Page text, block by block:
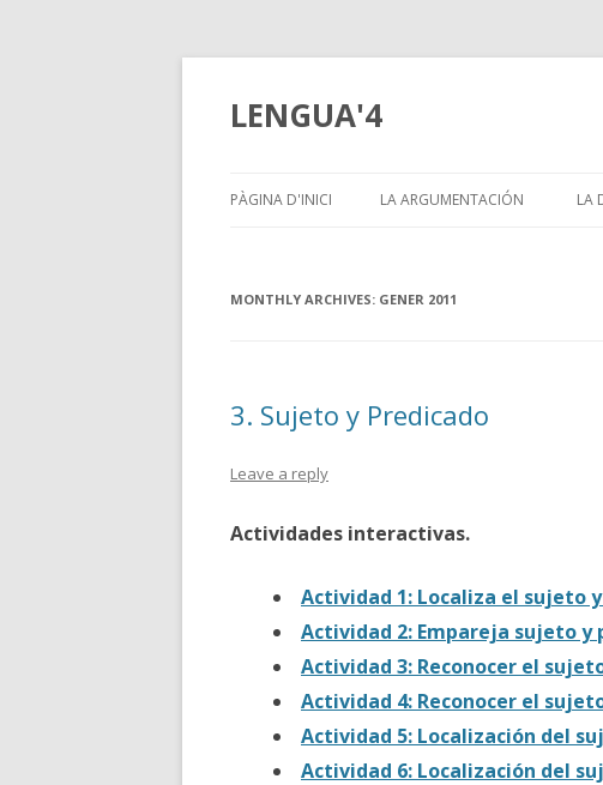
LENGUA'4
PÀGINA D'INICI LA ARGUMENTACIÓN LA
MONTHLY ARCHIVES: GENER 2011
3. Sujeto y Predicado
Leave a reply
Actividades interactivas.
Actividad 1: Localiza el sujeto
Actividad 2: Empareja sujeto y
Actividad 3: Reconocer el
Actividad 4: Reconocer el
Actividad 5: Localización del
Actividad 6: Localización del